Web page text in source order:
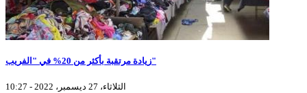
زيادة مرتقبة بأكثر من 20% في "الفريب"
الثلاثاء، 27 ديسمبر، 2022 - 10:27